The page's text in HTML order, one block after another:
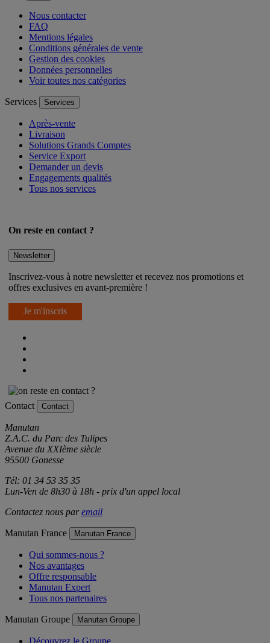
Nous contacter
FAQ
Mentions légales
Conditions générales de vente
Gestion des cookies
Données personnelles
Voir toutes nos catégories
Services Services
Après-vente
Livraison
Solutions Grands Comptes
Service Export
Demander un devis
Engagements qualités
Tous nos services
On reste en contact ?
Newsletter
Inscrivez-vous à notre newsletter et recevez nos promotions et
offres exclusives en avant-première !
Je m'inscris
Contact Contact
Manutan
Z.A.C. du Parc des Tulipes
Avenue du XXIème siècle
95500 Gonesse
Tél: 01 34 53 35 35
Lun-Ven de 8h30 à 18h - prix d'un appel local
Contactez nous paremail
Manutan France Manutan France
Qui sommes-nous ?
Nos avantages
Offre responsable
Manutan Expert
Tous nos partenaires
Manutan Groupe Manutan Groupe